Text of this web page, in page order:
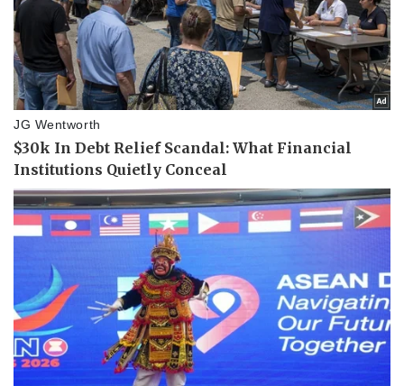
Kinh tế
Bất động sản
Khởi nghiệp
Thị trường
Giá vàng
Tiêu dùng
Tỷ giá